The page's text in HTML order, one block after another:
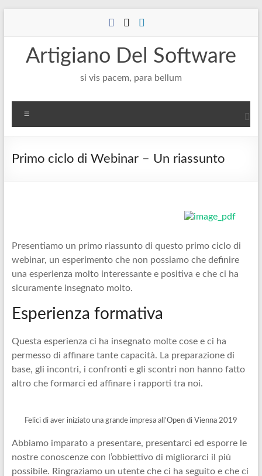
Artigiano Del Software
si vis pacem, para bellum
Primo ciclo di Webinar – Un riassunto
Presentiamo un primo riassunto di questo primo ciclo di
webinar, un esperimento che non possiamo che definire
una esperienza molto interessante e positiva e che ci ha
sicuramente insegnato molto.
Esperienza formativa
Questa esperienza ci ha insegnato molte cose e ci ha
permesso di affinare tante capacità. La preparazione di
base, gli incontri, i confronti e gli scontri non hanno fatto
altro che formarci ed affinare i rapporti tra noi.
Felici di aver iniziato una grande impresa all’Open di Vienna 2019
Abbiamo imparato a presentare, presentarci ed esporre le
nostre conoscenze con l’obbiettivo di migliorarci il più
possibile. Ringraziamo un utente che ci ha seguito e che ci